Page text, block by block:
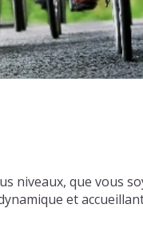
niveaux, que vous
et